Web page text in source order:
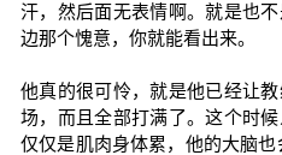
汗，然后面无表情啊。就是也
边那个愧意，你就能看出来。
他真的很可怜，就是他已经让
场，而且全部打满了。这个时
仅仅是肌肉身体累，他的大脑